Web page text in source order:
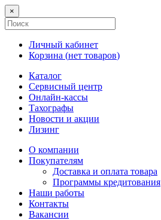
×
Личный кабинет
Корзина (нет товаров)
Каталог
Сервисный центр
Онлайн-кассы
Тахографы
Новости и акции
Лизинг
О компании
Покупателям
Доставка и оплата товара
Программы кредитования
Наши работы
Контакты
Вакансии